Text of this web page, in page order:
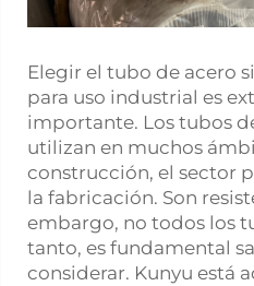
Elegir el tubo de acero
para uso industrial es
importante. Los tubos
utilizan en muchos
construcción, el sector
la fabricación. Son
embargo, no todos los
tanto, es fundamental
considerar. Kunyu está